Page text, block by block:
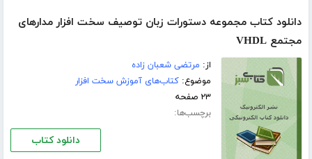
دانلود کتاب مجموعه دستورات زبان توصیف سخت افزار مدارهای
مجتمع VHDL
از: مرتضی شعبان زاده
موضوع:کتاب‌های آموزش سخت افزار
۲۳ صفحه
برچسب‌ها:
دانلود کتاب